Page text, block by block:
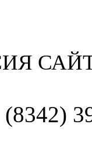
(8342)